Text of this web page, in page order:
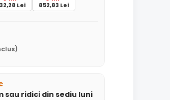
Lei 852,83 Lei
sau ridici din sediu luni